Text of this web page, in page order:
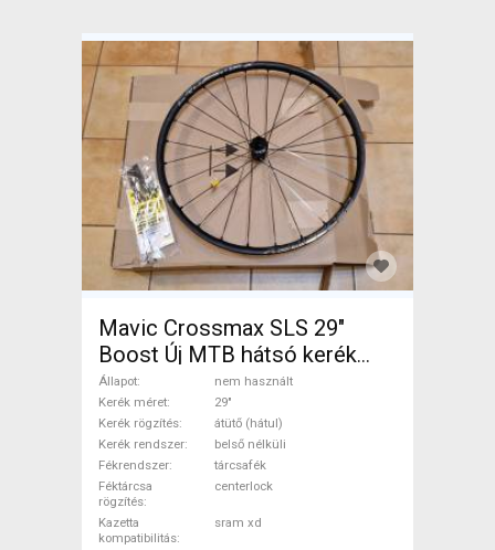
Mavic Crossmax SLS 29"
Boost Új MTB hátsó kerék
eladó Mavic Crossmax SLS
Mountain Bike Alkatrész,
MTB Kerék / Felni / Gumi 29"
belső nélküli nem használt
ELADÓ
Állapot
nem használt
Kerék méret
29"
Kerék rögzítés
átütő (hátul)
Kerék rendszer
belső nélküli
Fékrendszer
tárcsafék
Féktárcsa
rögzítés
centerlock
Kazetta
kompatibilitás
sram xd